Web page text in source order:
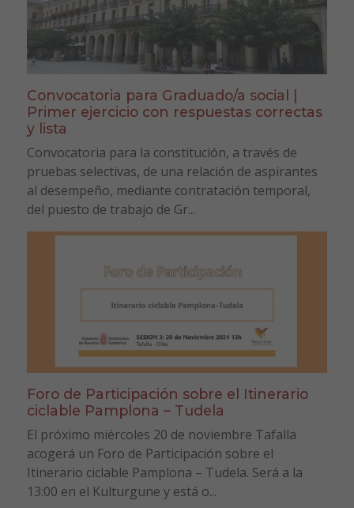
Convocatoria para Graduado/a social |
Primer ejercicio con respuestas correctas
y lista
Convocatoria para la constitución, a través de
pruebas selectivas, de una relación de aspirantes
al desempeño, mediante contratación temporal,
del puesto de trabajo de Gr...
Foro de Participación sobre el Itinerario
ciclable Pamplona – Tudela
El próximo miércoles 20 de noviembre Tafalla
acogerá un Foro de Participación sobre el
Itinerario ciclable Pamplona – Tudela. Será a la
13:00 en el Kulturgune y está o...